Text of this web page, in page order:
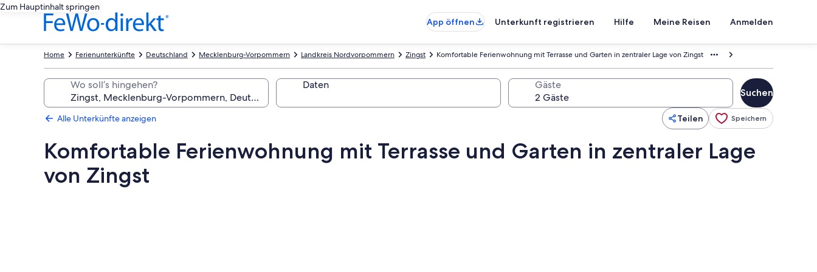
Zum Hauptinhalt springen
App öffnen
Unterkunft registrieren Hilfe Meine Reisen Anmelden
Komfortable Ferienwohnung mit Terrasse und Garten in zentraler Lage von Zingst
Zingst
Landkreis Nordvorpommern
Mecklenburg-Vorpommern
Deutschland
Ferienunterkünfte
Home
Wo soll’s hingehen? Daten Gäste
Suchen
Alle Unterkünfte anzeigen Teilen Speichern
Komfortable Ferienwohnung mit Terrasse und Garten in zentraler Lage
von Zingst